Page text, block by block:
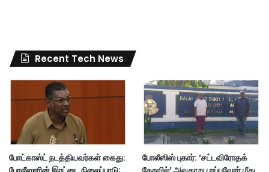
Recent Tech News
போட்காஸ்ட் நடத்தியவர்கள் கைது:
போலீஸிஸ் புகார்: ‘சட்டவிரோதக்